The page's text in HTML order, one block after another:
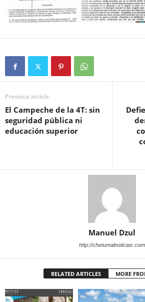
Previous article
El Campeche de la 4T: sin
seguridad pública ni
educación superior
Manuel Dzul
http://chetumalnoticias.com
RELATED ARTICLES MORE